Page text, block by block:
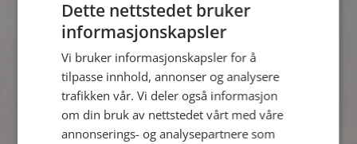
Geir
45 år fra Notodden i Telemark
Som medlem kan du vise deg frem for
Geir og tusener av andre single på
Møteplassen! Ta sjansen og se hvem
som synes du er interessant.
Dette nettstedet bruker
informasjonskapsler
Vi bruker informasjonskapsler for å
tilpasse innhold, annonser og analysere
trafikken vår. Vi deler også informasjon
om din bruk av nettstedet vårt med våre
annonserings- og analysepartnere som